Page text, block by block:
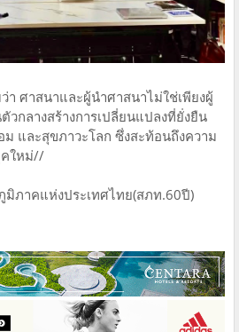
า ศาสนาและผู้นำศาสนาไม่ใช่เพียงผู้
วกลางสร้างการเปลี่ยนแปลงที่ยั่งยืน
และสุขภาวะโลก ซึ่งสะท้อนถึงความ
ใหม่//
ภาคแห่งประเทศไทย​(สภท.60ปี)​